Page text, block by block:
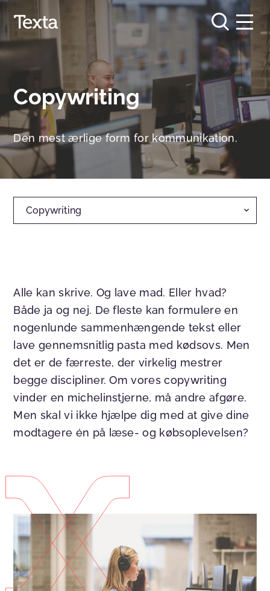
Copywriting
Den mest ærlige form for kommunikation.
Alle kan skrive. Og lave mad. Eller hvad?
Både ja og nej. De fleste kan formulere en
nogenlunde sammenhængende tekst eller
lave gennemsnitlig pasta med kødsovs. Men
det er de færreste, der virkelig mestrer
begge discipliner. Om vores copywriting
vinder en michelinstjerne, må andre afgøre.
Men skal vi ikke hjælpe dig med at give dine
modtagere én på læse- og købsoplevelsen?